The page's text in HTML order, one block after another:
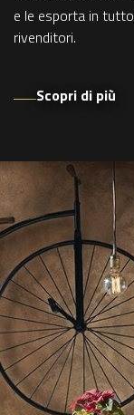
e le esporta in
rivenditori.
Scopri di più